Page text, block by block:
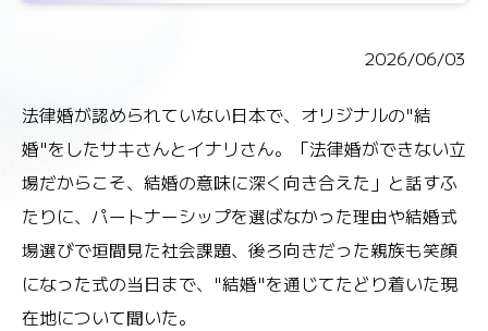
2026/06/03
法律婚が認められていない日本で、オリジナルの"結
婚"をしたサキさんとイナリさん。「法律婚ができない立
場だからこそ、結婚の意味に深く向き合えた」と話すふ
たりに、パートナーシップを選ばなかった理由や結婚式
場選びで垣間見た社会課題、後ろ向きだった親族も笑顔
になった式の当日まで、"結婚"を通じてたどり着いた現
在地について聞いた。